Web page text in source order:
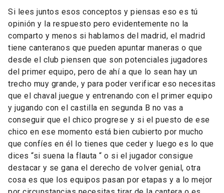
Si lees juntos esos conceptos y piensas eso es tú
opinión y la respuesto pero evidentemente no la
comparto y menos si hablamos del madrid, el madrid
tiene canteranos que pueden apuntar maneras o que
desde el club piensen que son potenciales jugadores
del primer equipo, pero de ahí a que lo sean hay un
trecho muy grande, y para poder verificar eso necesitas
que el chaval juegue y entrenando con el primer equipo
y jugando con el castilla en segunda B no vas a
conseguir que el chico progrese y si el puesto de ese
chico en ese momento está bien cubierto por mucho
que confíes en él lo tienes que ceder y luego es lo que
dices “si suena la flauta “ o si el jugador consigue
destacar y se gana el derecho de volver genial, otra
cosa es que los equipos pasan por etapas y a lo mejor